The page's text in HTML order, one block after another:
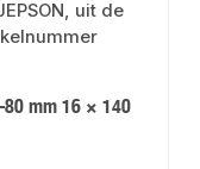
mm 16 × 140